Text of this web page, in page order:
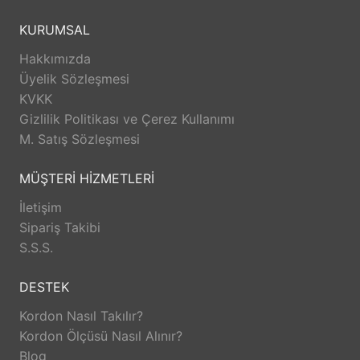
Huawei Watch GT 3 Elegant (42mm)
Huawei Watch GT 3 Pro Ceramic (42mm)
KURUMSAL
Hakkımızda
Üyelik Sözleşmesi
KVKK
Gizlilik Politikası ve Çerez Kullanımı
M. Satış Sözleşmesi
MÜŞTERİ HİZMETLERİ
İletişim
Sipariş Takibi
S.S.S.
DESTEK
Kordon Nasıl Takılır?
Kordon Ölçüsü Nasıl Alınır?
Blog